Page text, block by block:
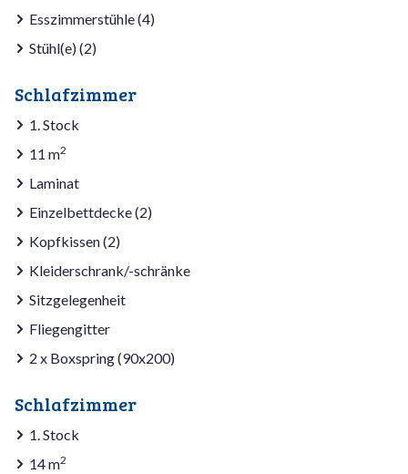
Esszimmerstühle (4)
Stühl(e) (2)
Schlafzimmer
1. Stock
11 m2
Laminat
Einzelbettdecke (2)
Kopfkissen (2)
Kleiderschrank/-schränke
Sitzgelegenheit
Fliegengitter
2 x Boxspring (90x200)
Schlafzimmer
1. Stock
14 m2